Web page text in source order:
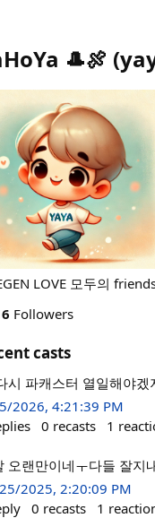
🎩🍖 (
LOVE 모두의
Followers
casts
시 파캐스터 열일해야겠
2026, 4:21:39 PM
0 recasts 1
오랜만이네ㅜ다들 잘지
2025, 2:20:09 PM
0 recasts 1